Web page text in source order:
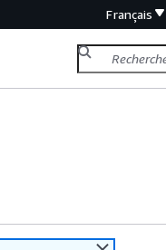
Français